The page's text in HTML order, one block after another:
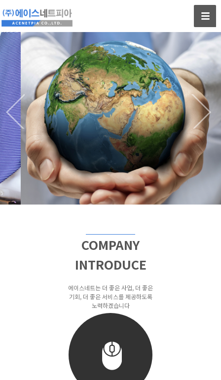
COMPANY
INTRODUCE
에이스네트는 더 좋은 사업, 더 좋은
기회, 더 좋은 서비스를제공하도록
노력하겠습니다